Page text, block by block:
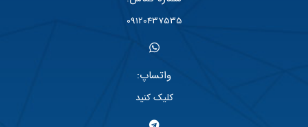
09120437535
واتساپ:
کلیک کنید